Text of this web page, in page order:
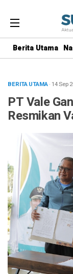
Berita Utama
BERITA UTAMA· 14 Sep
PT Vale
Resmikan